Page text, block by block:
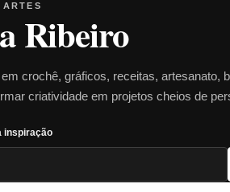
Ribeiro
crochê, gráficos, receitas, artesanato,
criatividade em projetos cheios de
inspiração